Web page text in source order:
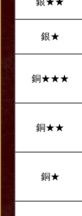
銀★
銅★★★
銅★★
銅★